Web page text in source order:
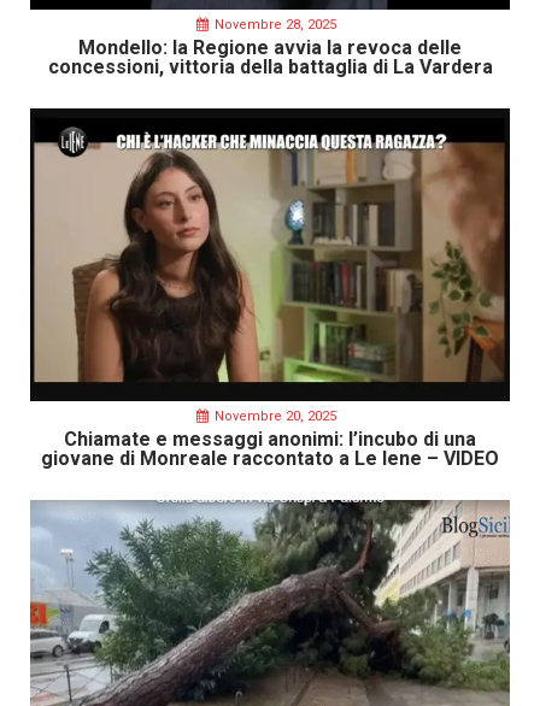
Novembre 28, 2025
Mondello: la Regione avvia la revoca delle
concessioni, vittoria della battaglia di La Vardera
Novembre 20, 2025
Chiamate e messaggi anonimi: l’incubo di una
giovane di Monreale raccontato a Le Iene – VIDEO